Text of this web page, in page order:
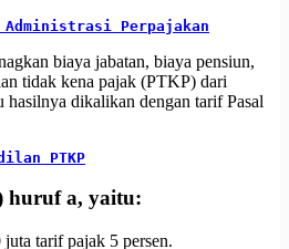
Administrasi Perpajakan
biaya jabatan, biaya pensiun,
tidak kena pajak (PTKP) dari
hasilnya dikalikan dengan tarif Pasal
PTKP
huruf a, yaitu:
tarif pajak 5 persen.